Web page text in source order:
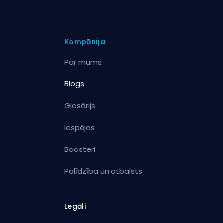
Kompānija
Par mums
Blogs
Glosārijs
Iespējas
Boosteri
Palīdzība un atbalsts
Legāli